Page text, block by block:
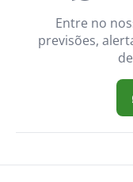
Entre no
previsões,